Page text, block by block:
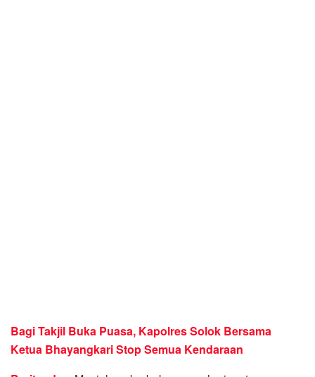
Bagi Takjil Buka Puasa, Kapolres Solok Bersama
Ketua Bhayangkari Stop Semua Kendaraan